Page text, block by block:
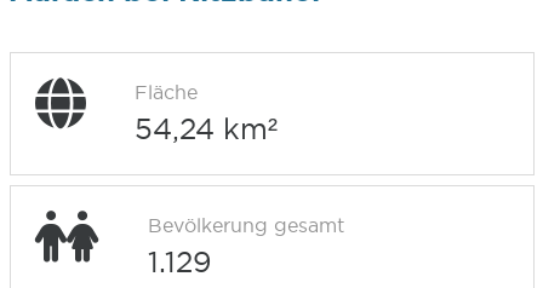
Fläche
54,24 km²
Bevölkerung gesamt
1.129